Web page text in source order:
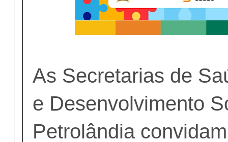
As Secretarias de
e Desenvolvimento
Petrolândia